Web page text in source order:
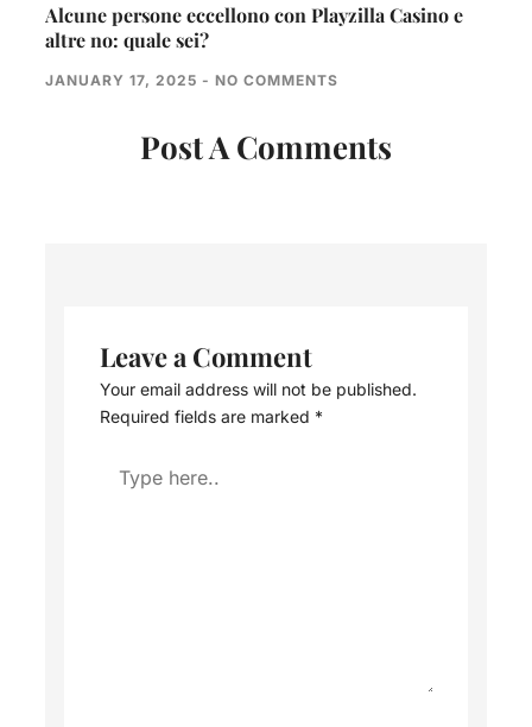
Alcune persone eccellono con Playzilla Casino e
altre no: quale sei?
JANUARY 17, 2025 NO COMMENTS
Post A Comments
Leave a Comment
Your email address will not be published.
Required fields are marked *
Type
here..